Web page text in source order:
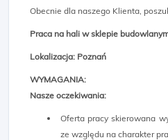
Obecnie dla naszego Klienta,
Praca na hali w sklepie
Lokalizacja: Poznań
WYMAGANIA:
Nasze oczekiwania:
Oferta pracy skierowana
ze względu na charakter